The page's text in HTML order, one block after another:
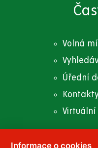
Volná
Úřední
Informace o cookies